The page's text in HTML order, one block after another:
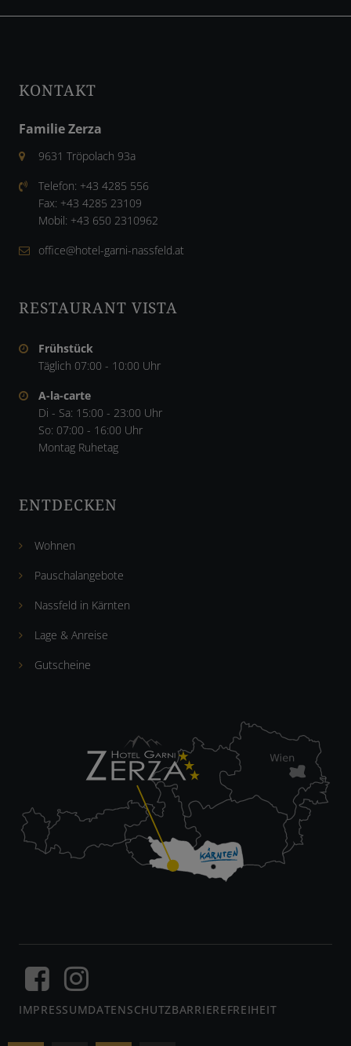
KONTAKT
Familie Zerza
9631 Tröpolach 93a
Telefon: +43 4285 556
Fax: +43 4285 23109
Mobil: +43 650 2310962
office@hotel-garni-nassfeld.at
RESTAURANT VISTA
Frühstück
Täglich 07:00 - 10:00 Uhr
A-la-carte
Di - Sa: 15:00 - 23:00 Uhr
So: 07:00 - 16:00 Uhr
Montag Ruhetag
ENTDECKEN
Wohnen
Pauschalangebote
Nassfeld in Kärnten
Lage & Anreise
Gutscheine
IMPRESSUMDATENSCHUTZBARRIEREFREIHEIT